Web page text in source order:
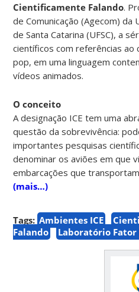
Cientificamente Falando.
de Comunicação (Agecom) da
de Santa Catarina (UFSC), a
científicos com referências ao
pop, em uma linguagem
vídeos animados.
O conceito
A designação ICE tem uma
questão da sobrevivência:
importantes pesquisas
denominar os aviões em que
embarcações que
(mais…)
Tags: Ambientes ICE
Falando
Laboratório Fator